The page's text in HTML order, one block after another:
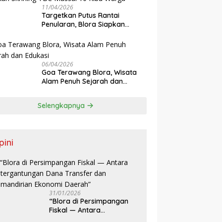
11/04/2026
‎Targetkan Putus Rantai
Penularan, Blora Siapkan
Warga
06/04/2026
Goa Terawang Blora, Wisata
Alam Penuh Sejarah dan
Selengkapnya
31/01/2026
‎“Blora di Persimpangan
Fiskal — Antara